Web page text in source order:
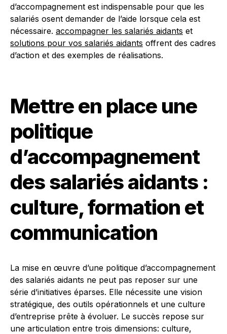
d’accompagnement est indispensable pour que les
salariés osent demander de l’aide lorsque cela est
nécessaire. accompagner les salariés aidants et
solutions pour vos salariés aidants offrent des cadres
d’action et des exemples de réalisations.
Mettre en place une
politique
d’accompagnement
des salariés aidants :
culture, formation et
communication
La mise en œuvre d’une politique d’accompagnement
des salariés aidants ne peut pas reposer sur une
série d’initiatives éparses. Elle nécessite une vision
stratégique, des outils opérationnels et une culture
d’entreprise prête à évoluer. Le succès repose sur
une articulation entre trois dimensions: culture,